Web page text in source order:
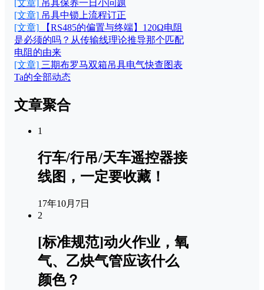
[文章] 吊具保养一日小问题
[文章] 吊具中锁上流程订正
[文章] 【RS485的偏置与终端】120Ω电阻
是必须的吗？从传输线理论推导那个匹配
电阻的由来
[文章] 三期布罗马双箱吊具电气快查图表
Ta的全部动态
文章聚合
1
行车/行吊/天车遥控器接
线图，一定要收藏！
17年10月7日
2
[标准规范]动火作业，氧
气、乙炔气管应该什么
颜色？